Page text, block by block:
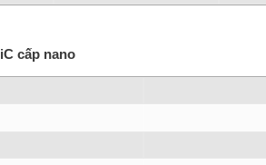
cấp nano